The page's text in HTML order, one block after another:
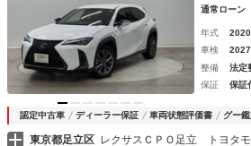
通常ローン
年式
車検
2027
整備
法定
保証
保証
認定中古車 ディーラー保証 車両状態評価書 グー
東京都足立区 レクサスＣＰＯ足立 トヨタモ